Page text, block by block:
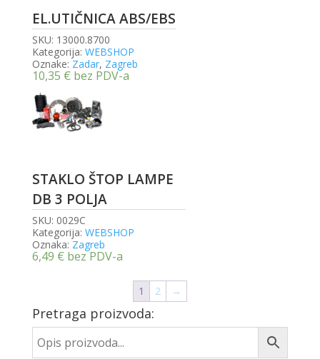
EL.UTIČNICA ABS/EBS
SKU: 13000.8700
Kategorija: WEBSHOP
Oznake: Zadar, Zagreb
10,35 € bez PDV-a
STAKLO ŠTOP LAMPE
DB 3 POLJA
SKU: 0029C
Kategorija: WEBSHOP
Oznaka: Zagreb
6,49 € bez PDV-a
1 2 →
Pretraga proizvoda: